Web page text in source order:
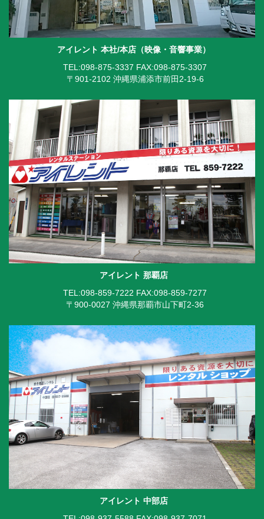
アイレント 本社/本店（映像・音響事業）
TEL:098-875-3337 FAX:098-875-3307
〒901-2102 沖縄県浦添市前田2-19-6
アイレント 那覇店
TEL:098-859-7222 FAX:098-859-7277
〒900-0027 沖縄県那覇市山下町2-36
アイレント 中部店